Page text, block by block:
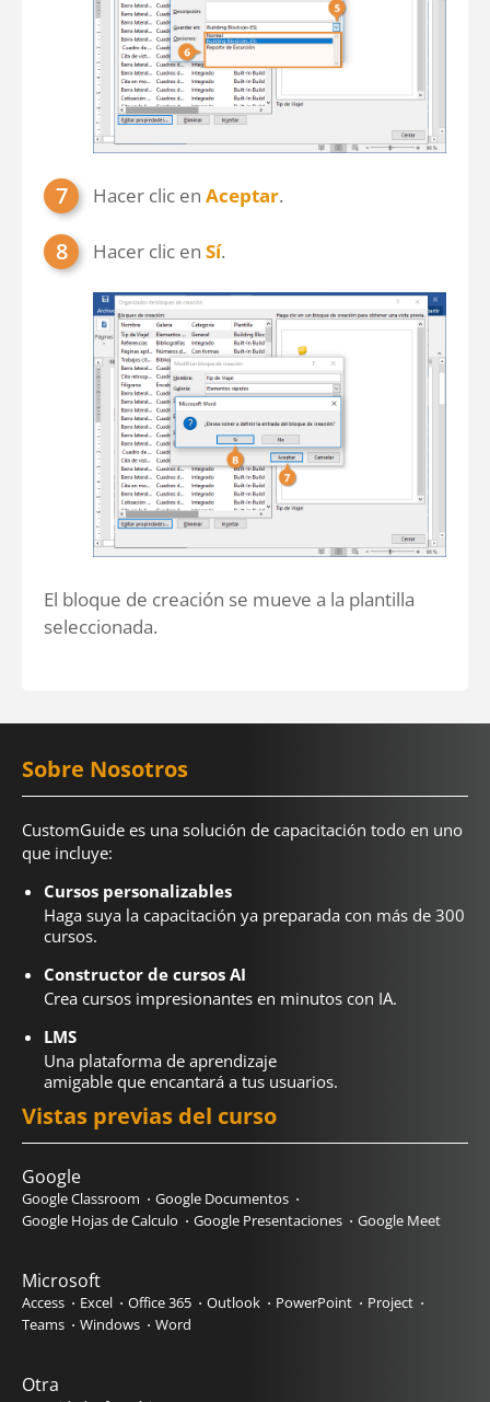
Hacer clic en Aceptar.
Hacer clic en Sí.
El bloque de creación se mueve a la plantilla
seleccionada.
Sobre Nosotros
CustomGuide es una solución de capacitación todo en uno
que incluye:
Cursos personalizables
Haga suya la capacitación ya preparada con más de 300
cursos.
Constructor de cursos AI
Crea cursos impresionantes en minutos con IA.
LMS
Una plataforma de aprendizaje
amigable que encantará a tus usuarios.
Vistas previas del curso
Google
Google Classroom
Google Documentos
Google Hojas de Calculo
Google Presentaciones Google Meet
Microsoft
Access Excel Office 365 Outlook PowerPoint
Project
Teams
Windows Word
Otra